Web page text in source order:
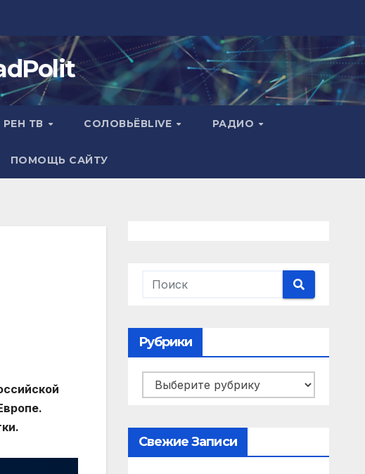
РЕН ТВ СОЛОВЬЁВLIVE РАДИО
ПОМОЩЬ САЙТУ
Рубрики
Рубрики
Свежие Записи